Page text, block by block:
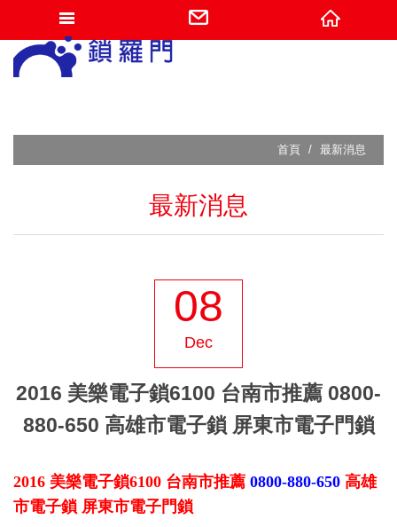
網站名稱
首頁 最新消息
最新消息
08
Dec
2016 美樂電子鎖6100 台南市推薦 0800-
880-650 高雄市電子鎖 屏東市電子門鎖
2016 美樂電子鎖6100 台南市推薦 0800-880-650 高雄
市電子鎖 屏東市電子門鎖